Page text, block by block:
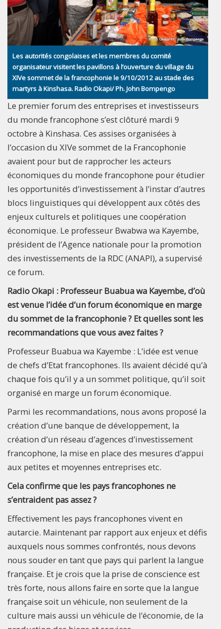
Les autorités congolaises et les membres du comité
organisateur visitent les pavillons à l’ouverture du village du
XIVe sommet de la francophonie le 9/10/2012 au stade des
martyrs à Kinshasa. Radio Okapi/ Ph. John Bompengo
Le premier forum des entreprises et investisseurs
du monde francophone s’est clôturé mardi 9
octobre à Kinshasa. Ces assises organisées à
l’occasion du XIVe sommet de la Francophonie
avaient pour but de rapprocher les acteurs
économiques du monde francophone pour étudier
les opportunités d’investissement à l’instar d’autres
blocs linguistiques qui développent aux côtés des
enjeux culturels et politiques une coopération
économique. Le professeur Bwabwa wa Kayembe,
président de l’Agence nationale pour la promotion
des investissements de la RDC (ANAPI), a supervisé
ce forum.
Radio Okapi : Professeur Buabua wa Kayembe, d’où
est venue l’idée d’un forum économique en marge
du sommet de la francophonie ? Et quelles sont les
recommandations que vous avez faites ?
Professeur Buabua wa Kayembe : L’idée est venue
de chefs d’Etat francophones. Ils avaient décidé qu’à
chaque fois qu’il y a un sommet politique, qu’il soit
organisé en marge un forum économique.
Parmi les recommandations, nous avons proposé la
création d’une banque de développement, la
création d’un réseau d’agences d’investissement
francophone, la mise en place des mesures d’appui
aux petites et moyennes entreprises etc.
Cela confirme que les pays francophones ne
s’entraident pas assez ?
Effectivement les pays francophones vivent en
autarcie. Maintenant par rapport aux enjeux et défis
auxquels nous sommes confrontés, nous devons
nous souder en tant que pays qui parlent la langue
française. Et je crois que la prise de conscience est
très forte, nous allons faire en sorte que la langue
française soit un véhicule, non seulement de la
culture mais aussi un véhicule de l’économie, de la